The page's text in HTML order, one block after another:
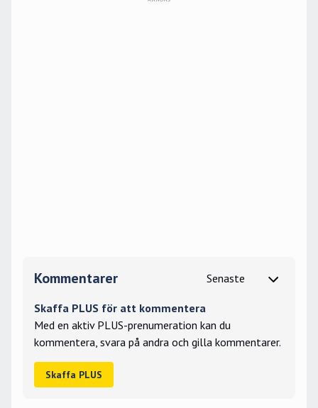
Kommentarer
Skaffa PLUS för att kommentera
Med en aktiv PLUS-prenumeration kan du
kommentera, svara på andra och gilla kommentarer.
Skaffa PLUS